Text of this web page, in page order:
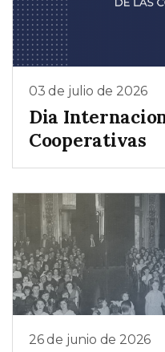
03 de julio de 2026
Dia
Cooperativas
26 de junio de 2026